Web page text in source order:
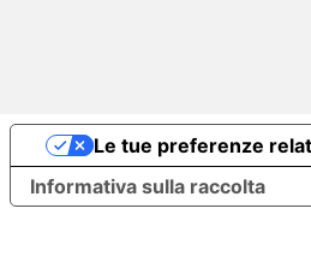
Informativa sulla raccolta
Le tue preferenze